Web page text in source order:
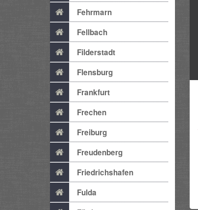
Fehrmarn
Fellbach
Filderstadt
Flensburg
Frankfurt
Frechen
Freiburg
Freudenberg
Friedrichshafen
Fulda